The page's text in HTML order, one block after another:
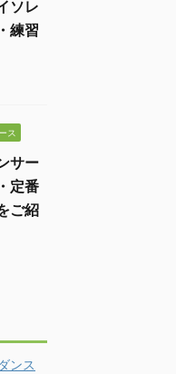
ソレ
練習
ス
サー
定番
ご紹
ンス